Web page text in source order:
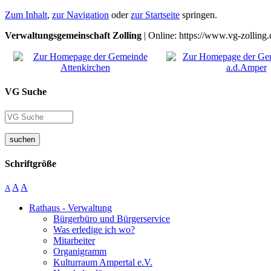
Zum Inhalt, zur Navigation oderzur Startseite springen.
Verwaltungsgemeinschaft Zolling | Online: https://www.vg-
VG Suche
suchen
Schriftgröße
A A A
Rathaus - Verwaltung
Bürgerbüro und Bürgerservice
Was erledige ich wo?
Mitarbeiter
Organigramm
Kulturraum Ampertal e.V.